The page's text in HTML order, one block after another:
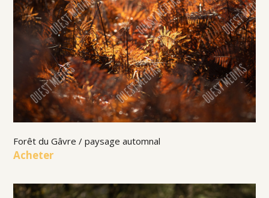
Forêt du Gâvre / paysage automnal
Acheter